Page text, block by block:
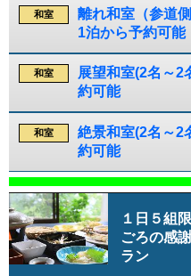
和室
離れ和室（参道
1泊から予約可能
和室
展望和室(2名～2
約可能
和室
絶景和室(2名～2
約可能
１日５組
ごろの感
ラン